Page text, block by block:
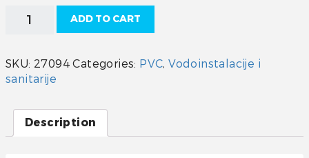
Trudesign
redukcija
mm
quantity
ADD TO CART
SKU: 27094 Categories: PVC,Vodoinstalacije i
sanitarije
Description